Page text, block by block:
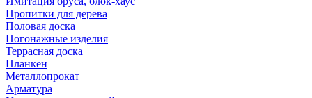
Пропитки для дерева
Половая доска
Погонажные изделия
Террасная доска
Планкен
Металлопрокат
Арматура